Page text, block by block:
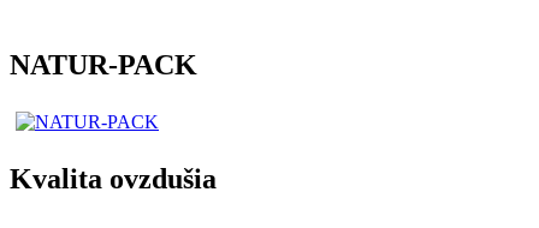
NATUR-PACK
Kvalita ovzdušia